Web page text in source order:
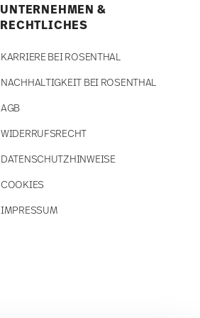
UNTERNEHMEN &
RECHTLICHES
KARRIERE BEI ROSENTHAL
NACHHALTIGKEIT BEI ROSENTHAL
AGB
WIDERRUFSRECHT
DATENSCHUTZHINWEISE
COOKIES
IMPRESSUM